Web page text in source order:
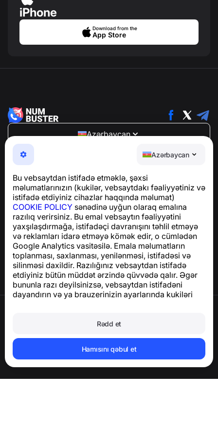
Azərbaycan
Bu vebsaytdan istifadə etməklə, şəxsi
məlumatlarınızın (kukilər, vebsaytdakı fəaliyyətiniz və
istifadə etdiyiniz cihazlar haqqında məlumat)
COOKIE POLICY sənədinə uyğun olaraq emalına
razılıq verirsiniz. Bu emal vebsaytın fəaliyyətini
yaxşılaşdırmağa, istifadəçi davranışını təhlil etməyə
və reklamları idarə etməyə kömək edir, o cümlədən
Google Analytics vasitəsilə. Emala məlumatların
toplanması, saxlanması, yenilənməsi, istifadəsi və
silinməsi daxildir. Razılığınız vebsaytdan istifadə
etdiyiniz bütün müddət ərzində qüvvədə qalır. Əgər
bununla razı deyilsinizsə, vebsaytdan istifadəni
dayandırın və ya brauzerinizin ayarlarında kukiləri
Rədd et
Hamısını qəbul et
iPhone
Download from the
App Store
Azərbaycan
NumBuster © 2013—2026 ·
support@numbuster.com
Telefon fırıldaqlarından, spam və arzuolunmaz
GDPR uyğunluğu ilə bağlı suallar üçün:
support@numbuster.com
Yardım Mərkəzi
Xəbərlər və Məqalələr
Layihə haqqında
Əlaqə
Hesabı və şəxsi məlumatları silin